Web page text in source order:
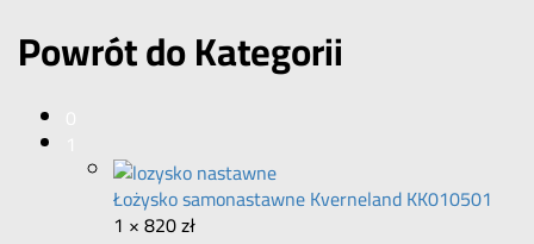
Powrót doKategorii
Łożysko samonastawne Kverneland KK010501
1 ×820zł